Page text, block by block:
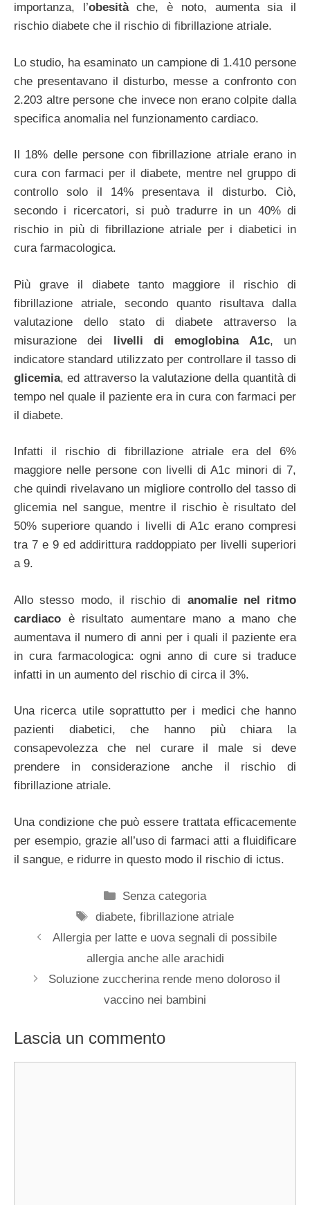
importanza, l’obesitàche, è noto, aumenta sia il
rischio diabete che il rischio di fibrillazione atriale.
Lo studio, ha esaminato un campione di 1.410 persone
che presentavano il disturbo, messe a confronto con
2.203 altre persone che invece non erano colpite dalla
specifica anomalia nel funzionamento cardiaco.
Il 18% delle persone con fibrillazione atriale erano in
cura con farmaci per il diabete, mentre nel gruppo di
controllo solo il 14% presentava il disturbo. Ciò,
secondo i ricercatori, si può tradurre in un 40% di
rischio in più di fibrillazione atriale per i diabetici in
cura farmacologica.
Più grave il diabete tanto maggiore il rischio di
fibrillazione atriale, secondo quanto risultava dalla
valutazione dello stato di diabete attraverso la
misurazione dei livelli di emoglobina A1c, un
indicatore standard utilizzato per controllare il tasso di
glicemia, ed attraverso la valutazione della quantità di
tempo nel quale il paziente era in cura con farmaci per
il diabete.
Infatti il rischio di fibrillazione atriale era del 6%
maggiore nelle persone con livelli di A1c minori di 7,
che quindi rivelavano un migliore controllo del tasso di
glicemia nel sangue, mentre il rischio è risultato del
50% superiore quando i livelli di A1c erano compresi
tra 7 e 9 ed addirittura raddoppiato per livelli superiori
a 9.
Allo stesso modo, il rischio di anomalie nel ritmo
cardiaco è risultato aumentare mano a mano che
aumentava il numero di anni per i quali il paziente era
in cura farmacologica: ogni anno di cure si traduce
infatti in un aumento del rischio di circa il 3%.
Una ricerca utile soprattutto per i medici che hanno
pazienti diabetici, che hanno più chiara la
consapevolezza che nel curare il male si deve
prendere in considerazione anche il rischio di
fibrillazione atriale.
Una condizione che può essere trattata efficacemente
per esempio, grazie all’uso di farmaci atti a fluidificare
il sangue, e ridurre in questo modo il rischio di ictus.
Categorie
Senza categoria
Tag
diabete, fibrillazione atriale
Allergia per latte e uova segnali di possibile
allergia anche alle arachidi
Soluzione zuccherina rende meno doloroso il
vaccino nei bambini
Lascia un commento